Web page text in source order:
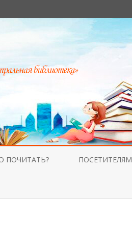
ПОЧИТАТЬ? ПОСЕТИТЕЛЯМ